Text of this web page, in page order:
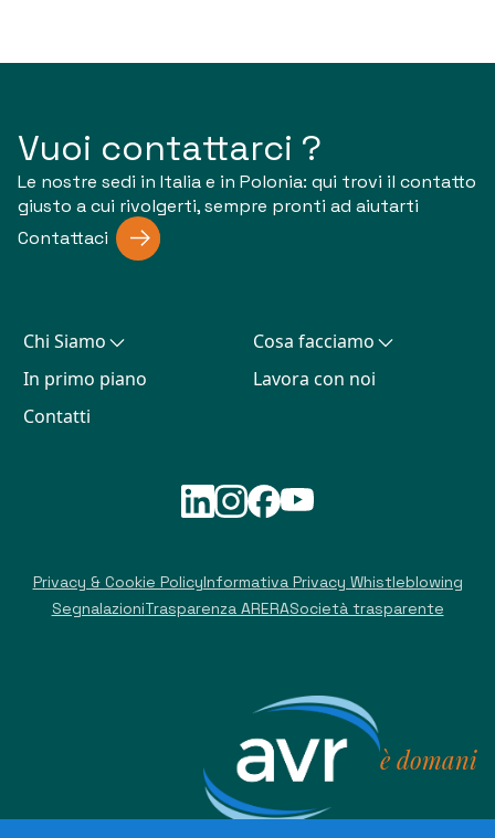
Vuoi contattarci ?
Le nostre sedi in Italia e in Polonia: qui trovi il contatto
giusto a cui rivolgerti, sempre pronti ad aiutarti
Contattaci
Chi Siamo
In primo piano
Contatti
Cosa facciamo
Lavora con noi
Privacy & Cookie PolicyInformativa Privacy Whistleblowing
SegnalazioniTrasparenza ARERASocietà trasparente
è domani